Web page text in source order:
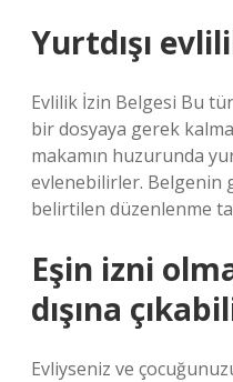
Yurtdışı
Evlilik İzin Belgesi Bu
bir dosyaya gerek
makamın huzurunda
evlenebilirler. Belgenin
belirtilen düzenlenme
Eşin izni
dışına
Evliyseniz ve